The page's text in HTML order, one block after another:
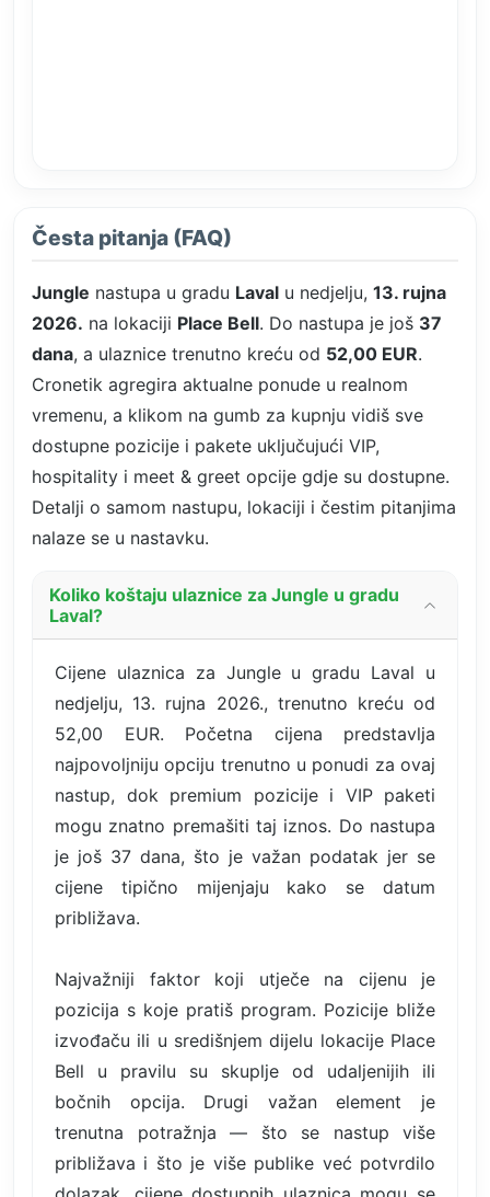
Česta pitanja (FAQ)
Jungle nastupa u gradu Laval u nedjelju, 13. rujna
2026. na lokaciji Place Bell. Do nastupa je još 37
dana, a ulaznice trenutno kreću od 52,00 EUR.
Cronetik agregira aktualne ponude u realnom
vremenu, a klikom na gumb za kupnju vidiš sve
dostupne pozicije i pakete uključujući VIP,
hospitality i meet & greet opcije gdje su dostupne.
Detalji o samom nastupu, lokaciji i čestim pitanjima
nalaze se u nastavku.
Koliko koštaju ulaznice za Jungle u gradu
Laval?
Cijene ulaznica za Jungle u gradu Laval u
nedjelju, 13. rujna 2026., trenutno kreću od
52,00 EUR. Početna cijena predstavlja
najpovoljniju opciju trenutno u ponudi za ovaj
nastup, dok premium pozicije i VIP paketi
mogu znatno premašiti taj iznos. Do nastupa
je još 37 dana, što je važan podatak jer se
cijene tipično mijenjaju kako se datum
približava.
Najvažniji faktor koji utječe na cijenu je
pozicija s koje pratiš program. Pozicije bliže
izvođaču ili u središnjem dijelu lokacije Place
Bell u pravilu su skuplje od udaljenijih ili
bočnih opcija. Drugi važan element je
trenutna potražnja — što se nastup više
približava i što je više publike već potvrdilo